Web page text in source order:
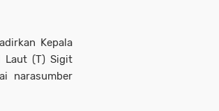
Kepala
Laut (T) Sigit
narasumber